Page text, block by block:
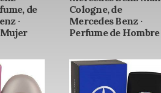
de
·
Cologne, de
Mercedes Benz ·
Perfume de Hombre